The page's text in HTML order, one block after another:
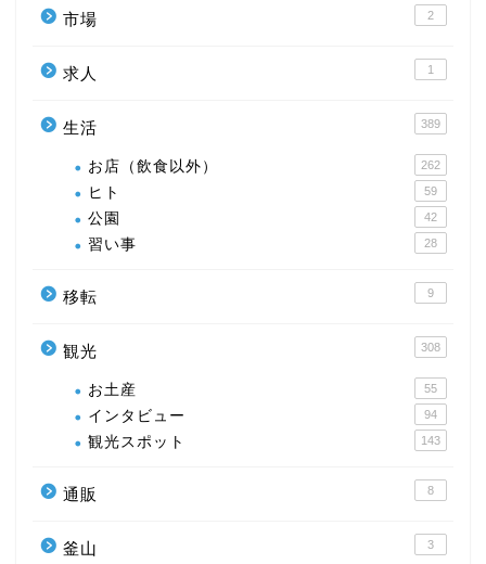
市場 2
求人 1
生活 389
お店（飲食以外） 262
ヒト 59
公園 42
習い事 28
移転 9
観光 308
お土産 55
インタビュー 94
観光スポット 143
通販 8
釜山 3